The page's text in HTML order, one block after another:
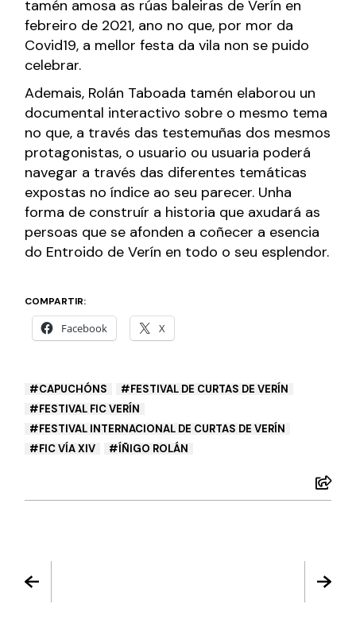
tamén amosa as rúas baleiras de Verín en
febreiro de 2021, ano no que, por mor da
Covid19, a mellor festa da vila non se puido
celebrar.
Ademais, Rolán Taboada tamén elaborou un
documental interactivo sobre o mesmo tema
no que, a través das testemuñas dos mesmos
protagonistas, o usuario ou usuaria poderá
navegar a través das diferentes temáticas
expostas no índice ao seu parecer. Unha
forma de construír a historia que axudará as
persoas que se afonden a coñecer a esencia
do Entroido de Verín en todo o seu esplendor.
COMPARTIR:
Facebook X
CAPUCHÓNS
FESTIVAL DE CURTAS DE VERÍN
FESTIVAL FIC VERÍN
FESTIVAL INTERNACIONAL DE CURTAS DE VERÍN
FIC VÍA XIV
ÍÑIGO ROLÁN